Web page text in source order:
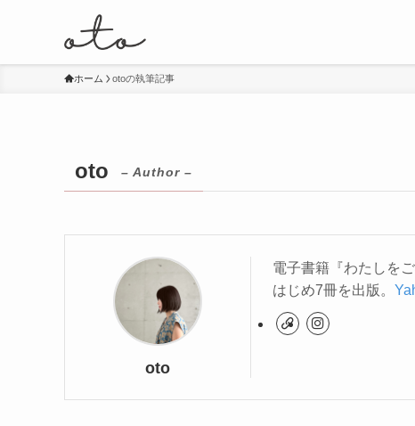
ホーム otoの執筆記事
oto – Author –
oto
電子書籍『わたしを
はじめ7冊を出版。